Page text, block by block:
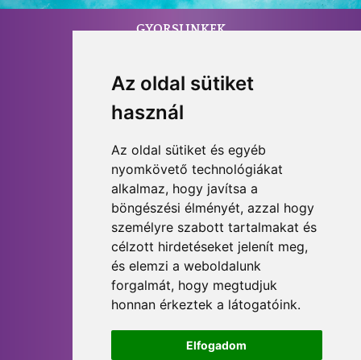
Az oldal sütiket
használ
Az oldal sütiket és egyéb
nyomkövető technológiákat
alkalmaz, hogy javítsa a
böngészési élményét, azzal hogy
személyre szabott tartalmakat és
célzott hirdetéseket jelenít meg,
és elemzi a weboldalunk
forgalmát, hogy megtudjuk
honnan érkeztek a látogatóink.
Elfogadom
TÁJÉKOZTATÓK
ÁSZF
Adatvédelmi Tájékoztató
Süti Tájékoztató
ANFRINIT
GYORSLINKEK
Kapcsolat
PROGRAMOK
Fénytest Aktiváció